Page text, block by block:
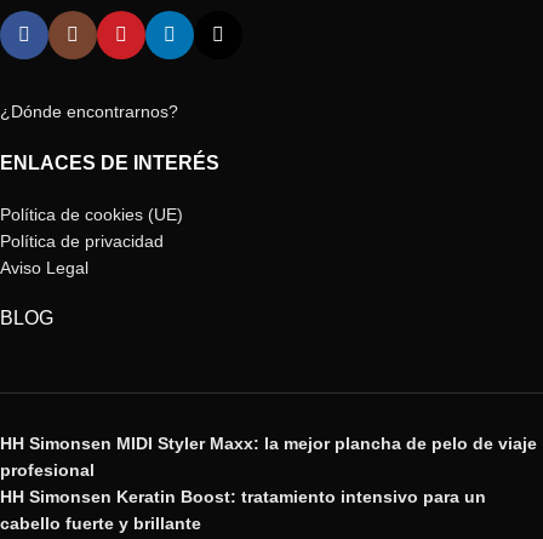
¿Dónde encontrarnos?
ENLACES DE INTERÉS
Política de cookies (UE)
Política de privacidad
Aviso Legal
BLOG
HH Simonsen MIDI Styler Maxx: la mejor plancha de pelo de viaje
profesional
HH Simonsen Keratin Boost: tratamiento intensivo para un
cabello fuerte y brillante